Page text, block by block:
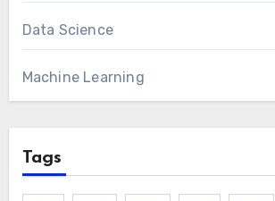
Data Science
Machine Learning
Tags